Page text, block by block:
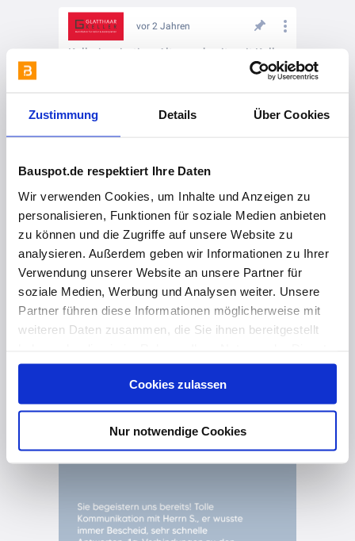
Zustimmung Details Über Cookies
Bauspot.de respektiert Ihre Daten
Wir verwenden Cookies, um Inhalte und Anzeigen zu
personalisieren, Funktionen für soziale Medien anbieten
zu können und die Zugriffe auf unsere Website zu
analysieren. Außerdem geben wir Informationen zu Ihrer
Verwendung unserer Website an unsere Partner für
soziale Medien, Werbung und Analysen weiter. Unsere
Partner führen diese Informationen möglicherweise mit
weiteren Daten zusammen, die Sie ihnen bereitgestellt
gesammelt haben. Hier finden Sie Informationen zum
und unserImpressum.
Cookies zulassen
Nur notwendige Cookies
vor 2 Jahren
Kellerinspiration: Alterswohnsitz mit Keller